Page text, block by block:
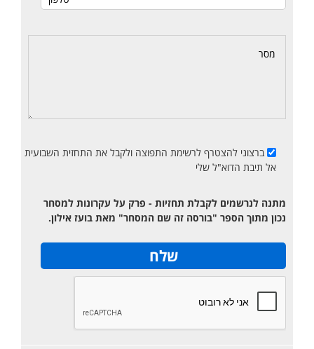
ברצוני להצטרף לרשימת התפוצה ולקבל את התחזית השבועית
אל תיבת הדוא"ל שלי
מתנה לנרשמים לקבלת תחזיות - פרק על עקרונות למסחר
נכון מתוך הספר "בורסה זה שם המסחר" מאת בועז אילון.